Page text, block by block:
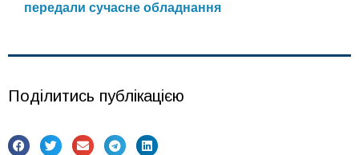
передали сучасне обладнання
Поділитись публікацією